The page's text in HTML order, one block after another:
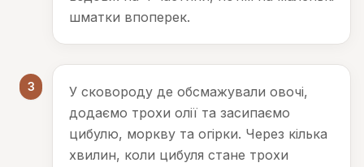
шматки впоперек.
3
У сковороду де обсмажували овочі,
додаємо трохи олії та засипаємо
цибулю, моркву та огірки. Через кілька
хвилин, коли цибуля стане трохи